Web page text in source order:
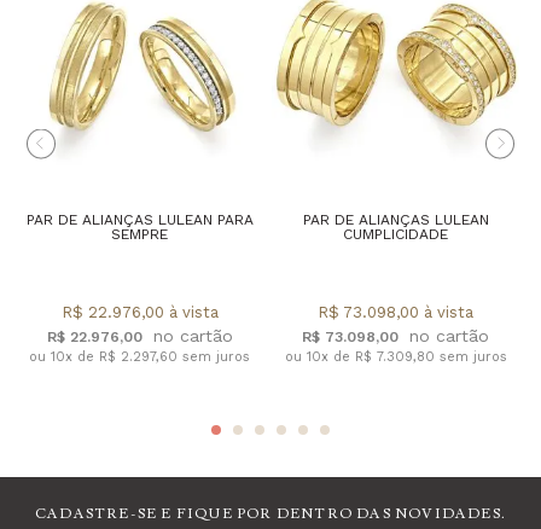
PAR DE ALIANÇAS LULEAN PARA
SEMPRE
R$ 22.976,00
R$ 22.976,00 à vista
ou 10x de R$ 2.297,60 sem juros
PAR DE ALIANÇAS LULEAN
CUMPLICIDADE
R$ 73.098,00
R$ 73.098,00 à vista
ou 10x de R$ 7.309,80 sem juros
CADASTRE-SE E FIQUE POR DENTRO DAS NOVIDADES.